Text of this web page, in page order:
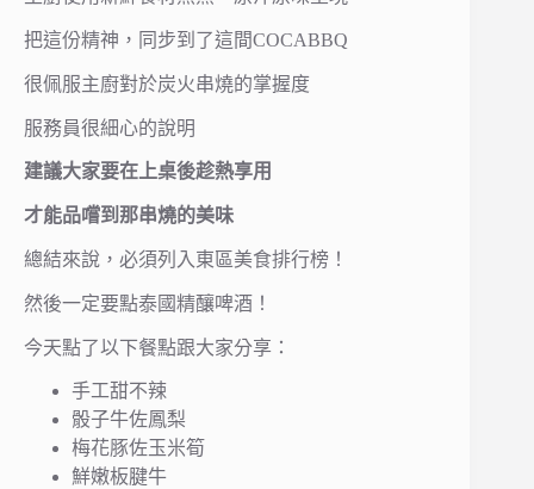
把這份精神，同步到了這間COCABBQ
很佩服主廚對於炭火串燒的掌握度
服務員很細心的說明
建議大家要在上桌後趁熱享用
才能品嚐到那串燒的美味
總結來說，必須列入東區美食排行榜！
然後一定要點泰國精釀啤酒！
今天點了以下餐點跟大家分享：
手工甜不辣
骰子牛佐鳳梨
梅花豚佐玉米筍
鮮嫩板腱牛